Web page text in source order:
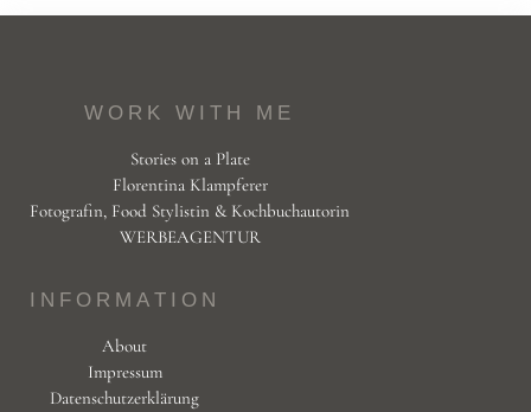
WORK WITH ME
Stories on a Plate
Florentina Klampferer
Fotografin, Food Stylistin & Kochbuchautorin
WERBEAGENTUR
INFORMATION
About
Impressum
Datenschutzerklärung